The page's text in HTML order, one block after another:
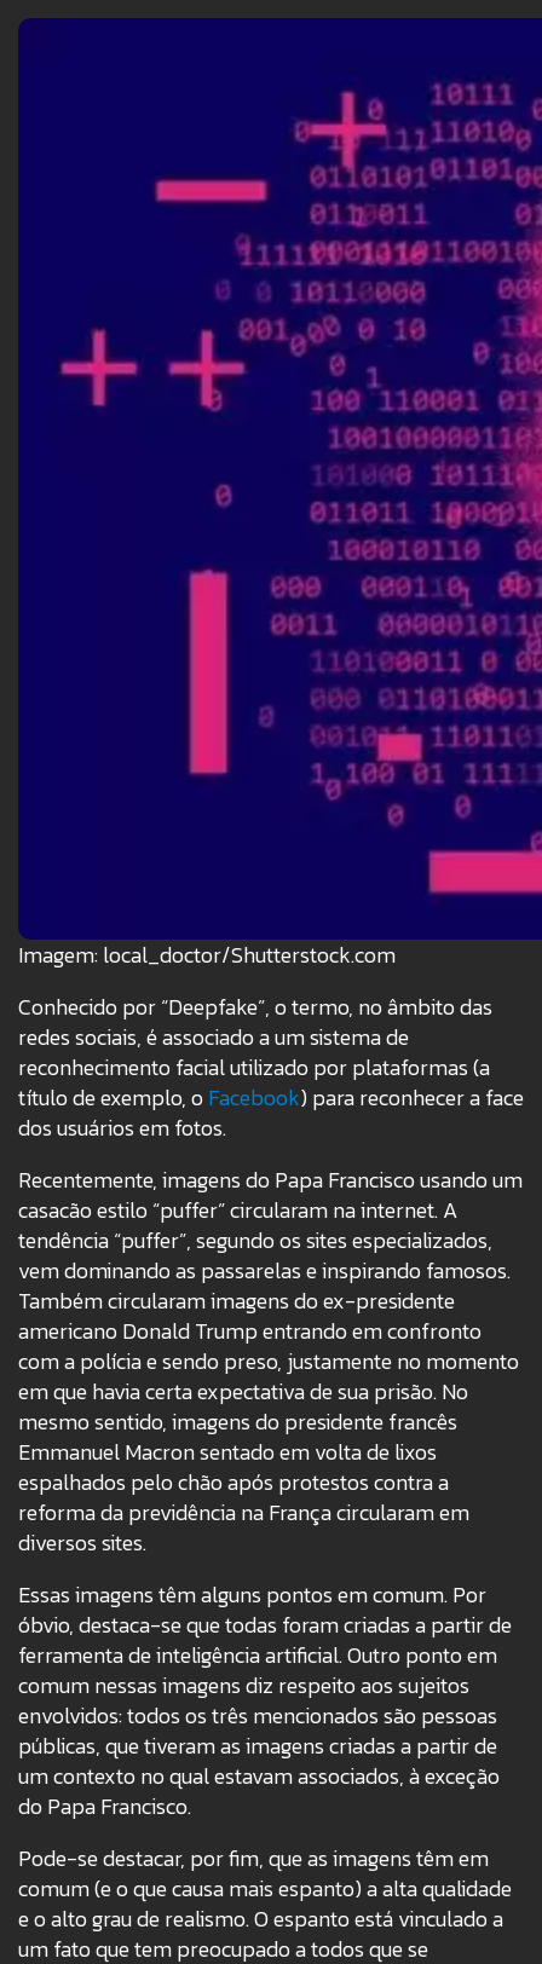
Imagem: local_doctor/Shutterstock.com
Conhecido por “Deepfake”, o termo, no âmbito das
redes sociais, é associado a um sistema de
reconhecimento facial utilizado por plataformas (a
título de exemplo, oFacebook) para reconhecer a face
dos usuários em fotos.
Recentemente, imagens do Papa Francisco usando um
casacão estilo “puffer” circularam na internet. A
tendência “puffer”, segundo os sites especializados,
vem dominando as passarelas e inspirando famosos.
Também circularam imagens do ex-presidente
americano Donald Trump entrando em confronto
com a polícia e sendo preso, justamente no momento
em que havia certa expectativa de sua prisão. No
mesmo sentido, imagens do presidente francês
Emmanuel Macron sentado em volta de lixos
espalhados pelo chão após protestos contra a
reforma da previdência na França circularam em
diversos sites.
Essas imagens têm alguns pontos em comum. Por
óbvio, destaca-se que todas foram criadas a partir de
ferramenta de inteligência artificial. Outro ponto em
comum nessas imagens diz respeito aos sujeitos
envolvidos: todos os três mencionados são pessoas
públicas, que tiveram as imagens criadas a partir de
um contexto no qual estavam associados, à exceção
do Papa Francisco.
Pode-se destacar, por fim, que as imagens têm em
comum (e o que causa mais espanto) a alta qualidade
e o alto grau de realismo. O espanto está vinculado a
um fato que tem preocupado a todos que se